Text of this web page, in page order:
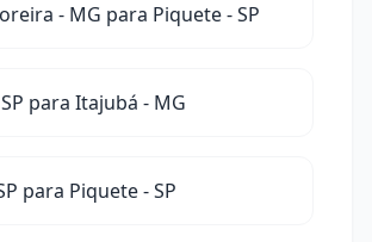
- MG para Piquete - SP
para Itajubá - MG
para Piquete - SP